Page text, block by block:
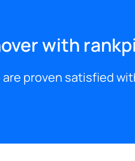
with
proven satisfied